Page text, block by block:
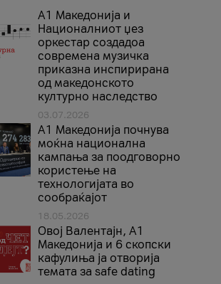
А1 Македонија и
Националниот џез
оркестар создадоа
современа музичка
приказна инспирирана
од македонското
културно наследство
03.07.2026
A1 Македонија почнува
моќна национална
кампања за поодговорно
користење на
технологијата во
сообраќајот
18.05.2026
Овој Валентајн, A1
Македонија и 6 скопски
кафулиња ја отворија
темата за safe dating